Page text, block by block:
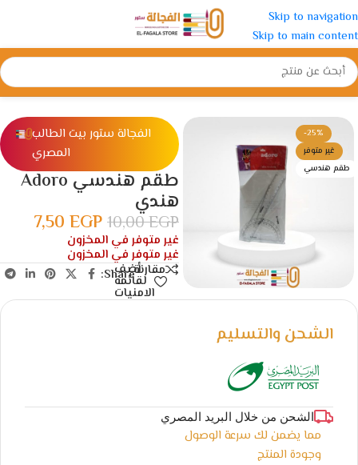
Skip to navigation
Skip to main content
الرئيسية/ادوات مدرسية/أطقم هندسة
-25%
غير متوفر
طقم هندسي
الفجالة ستور بيت الطالب
المصري
طقم هندسي Adoro
هندي
10,00EGP
7,50 EGP
غير متوفر في المخزون
غير متوفر في المخزون
مقارنةأضف
لقائمة
الامنيات
Share:
الشحن والتسليم
الشحن من خلال البريد المصري
مما يضمن لك سرعة الوصول
وجودة المنتج